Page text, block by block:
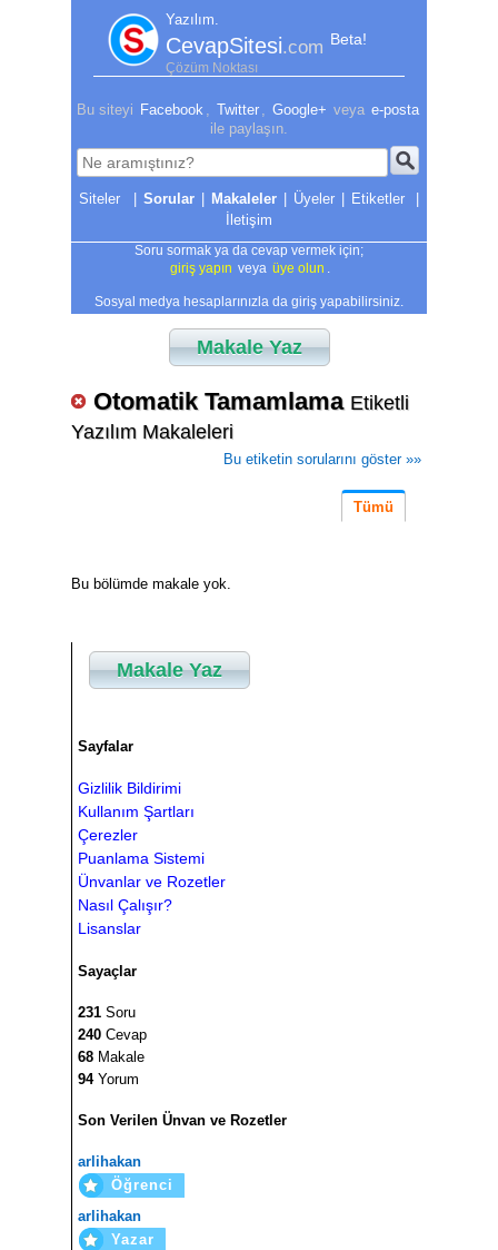
Yazılım.
CevapSitesi.com Beta!
Çözüm Noktası
Bu siteyi Facebook Twitter Google+ veya e-posta
ile paylaşın.
| Sorular | Makaleler | Üyeler | Etiketler
|
İletişim
Soru sormak ya da cevap vermek için;
giriş yapın veya üye olun
Sosyal medya hesaplarınızla da giriş yapabilirsiniz.
Makale Yaz
Otomatik Tamamlama Etiketli
Yazılım Makaleleri
Bu etiketin sorularını göster »»
Tümü
Bu bölümde makale yok.
Makale Yaz
Sayfalar
Gizlilik Bildirimi
Kullanım Şartları
Çerezler
Puanlama Sistemi
Ünvanlar ve Rozetler
Nasıl Çalışır?
Lisanslar
Sayaçlar
231 Soru
240 Cevap
68 Makale
94Yorum
Son Verilen Ünvan ve Rozetler
arlihakan
Öğrenci
arlihakan
Yazar